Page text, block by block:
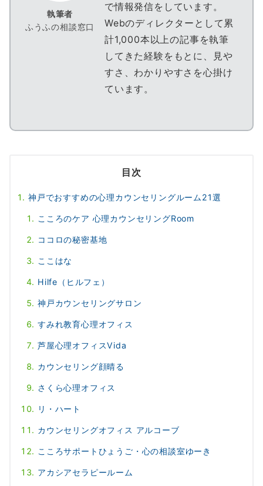
執筆者
ふうふの相談窓口
で情報発信をしています。
Webのディレクターとして累
計1,000本以上の記事を執筆
してきた経験をもとに、見や
すさ、わかりやすさを心掛け
ています。
目次
神戸でおすすめの心理カウンセリングルーム21選
こころのケア 心理カウンセリングRoom
ココロの秘密基地
ここはな
Hilfe（ヒルフェ）
神戸カウンセリングサロン
すみれ教育心理オフィス
芦屋心理オフィスVida
カウンセリング顔晴る
さくら心理オフィス
リ・ハート
カウンセリングオフィス アルコーブ
こころサポートひょうご・心の相談室ゆーき
アカシアセラピールーム